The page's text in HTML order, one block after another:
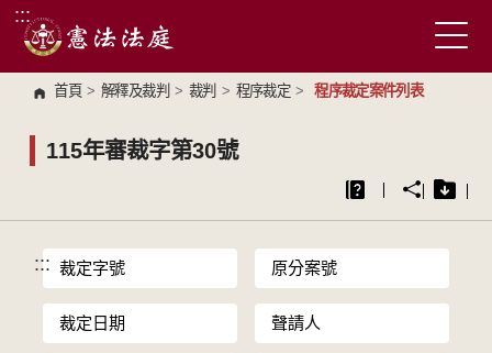
跳到主要內容區塊
:::
首頁 > 解釋及裁判 > 裁判 > 程序裁定 > 程序裁定案件列表
115年審裁字第30號
::: 裁定字號 原分案號
裁定日期 聲請人